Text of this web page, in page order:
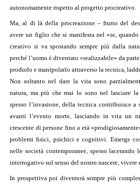
autonomamente rispetto al progetto procreativo.
Ma, al di là della procreazione – frutto del
avere un figlio che si manifesta nel «se,
creativo si va spostando sempre più dalla
perché l’uomo è diventato «realizzabile» da
produrlo e manipolarlo attraverso la tecnica,
Non soltanto nel dare la vita sono
natura, ma più che mai lo sono nel lasciare
spesso l’invasione, della tecnica contribuisce a
avanti l’evento morte, lasciando in vita un
crescente di persone fino a età
problemi fisici, psichici e cognitivi. Emerge
nelle società contemporanee, spesso lacerando
interrogativo sul senso del nostro nascere, vivere
In prospettiva poi diventerà sempre più